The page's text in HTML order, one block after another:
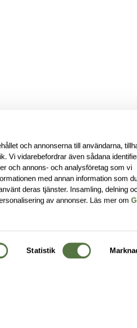
och annonserna till användarna,
Vi vidarebefordrar även sådana
och annons- och analysföretag som vi
med annan information som
deras tjänster. Insamling, delning
av annonser. Läs mer om
Statistik